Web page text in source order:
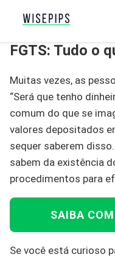
FGTS: Tudo o
Muitas vezes, as
“Será que tenho
comum do que se
valores depositados
sequer saberem
sabem da existência
procedimentos para
SAIBA
Se você está curioso